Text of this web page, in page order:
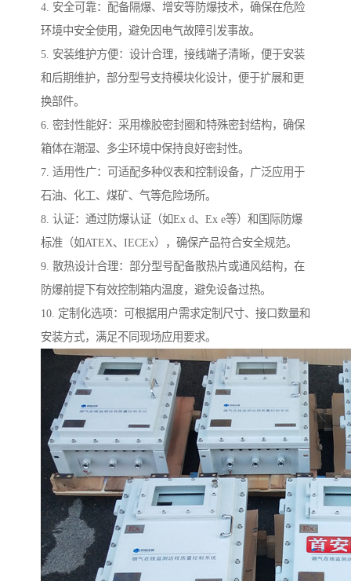
4. 安全可靠：配备隔爆、增安等防爆技术，确保在危险
环境中安全使用，避免因电气故障引发事故。
5. 安装维护方便：设计合理，接线端子清晰，便于安装
和后期维护，部分型号支持模块化设计，便于扩展和更
换部件。
6. 密封性能好：采用橡胶密封圈和特殊密封结构，确保
箱体在潮湿、多尘环境中保持良好密封性。
7. 适用性广：可适配多种仪表和控制设备，广泛应用于
石油、化工、煤矿、气等危险场所。
8. 认证：通过防爆认证（如Ex d、Ex e等）和国际防爆
标准（如ATEX、IECEx），确保产品符合安全规范。
9. 散热设计合理：部分型号配备散热片或通风结构，在
防爆前提下有效控制箱内温度，避免设备过热。
10. 定制化选项：可根据用户需求定制尺寸、接口数量和
安装方式，满足不同现场应用要求。